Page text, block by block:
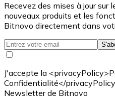
Recevez des mises à jour sur
nouveaux produits et les
Bitnovo directement dans
J'accepte la
Confidentialité</
Newsletter de Bitnovo